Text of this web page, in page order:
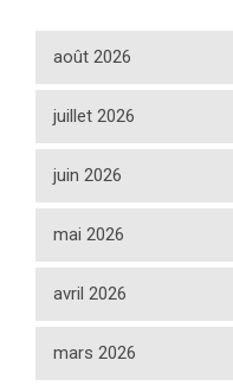
août 2026
juillet 2026
juin 2026
mai 2026
avril 2026
mars 2026